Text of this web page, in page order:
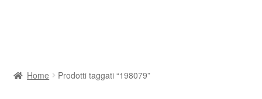
Home Prodotti taggati “198079”